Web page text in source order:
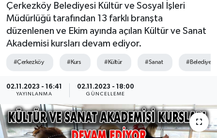
Çerkezköy Belediyesi Kültür ve Sosyal İşleri
Müdürlüğü tarafından 13 farklı branşta
düzenlenen ve Ekim ayında açılan Kültür ve Sanat
Akademisi kursları devam ediyor.
#Çerkezköy #Kurs #Kültür #Sanat #Belediye
02.11.2023 - 16:41
YAYINLANMA
02.11.2023 - 18:00
GÜNCELLEME
Siyaset
Resmi Reklamlar
Tekirdağ
Ekonomi
Sağlık
Tüm Manşetler
Son Dakika Haberleri
Haber Arşivi